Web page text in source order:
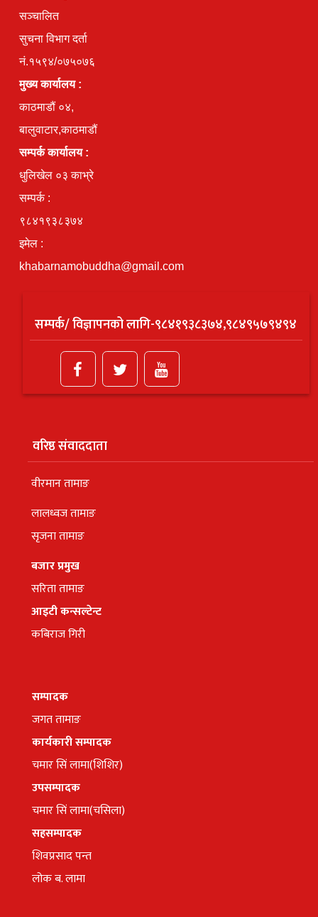
सञ्चालित
सुचना विभाग दर्ता
नं.१५९४/०७५०७६
मुख्य कार्यालय :
काठमाडौं ०४,
बालुवाटार,काठमाडौं
सम्पर्क कार्यालय :
धुलिखेल ०३ काभ्रे
सम्पर्क :
९८४१९३८३७४
इमेल :
khabarnamobuddha@gmail.com
सम्पर्क/ विज्ञापनको लागि-९८४१९३८३७४,९८४९५७९४९४
वरिष्ठ संवाददाता
वीरमान तामाङ
लालध्वज तामाङ
सृजना तामाङ
बजार प्रमुख
सरिता तामाङ
आइटी कन्सल्टेन्ट
कबिराज गिरी
सम्पादक
जगत तामाङ
कार्यकारी सम्पादक
चमार सिं लामा(शिशिर)
उपसम्पादक
चमार सिं लामा(चसिला)
सहसम्पादक
शिवप्रसाद पन्त
लोक ब. लामा